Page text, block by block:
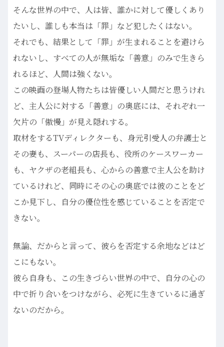
そんな世界の中で、人は皆、誰かに対して優しくあり
たいし、誰しも本当は「罪」など犯したくはない。
それでも、結果として「罪」が生まれることを避けら
れないし、すべての人が無垢な「善意」のみで生きら
れるほど、人間は強くない。
この映画の登場人物たちは皆優しい人間だと思うけれ
ど、主人公に対する「善意」の奥底には、それぞれ一
欠片の「傲慢」が見え隠れする。
取材をするTVディレクターも、身元引受人の弁護士と
その妻も、スーパーの店長も、役所のケースワーカー
も、ヤクザの老組長も、心からの善意で主人公を助け
ているけれど、同時にその心の奥底では彼のことをど
こか見下し、自分の優位性を感じていることを否定で
きない。
無論、だからと言って、彼らを否定する余地などはど
こにもない。
彼ら自身も、この生きづらい世界の中で、自分の心の
中で折り合いをつけながら、必死に生きているに過ぎ
ないのだから。